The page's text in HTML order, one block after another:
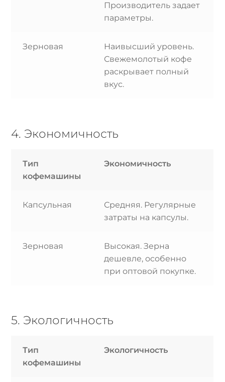
Производитель задает
параметры.
Зерновая
Наивысший уровень.
Свежемолотый кофе
раскрывает полный
вкус.
4. Экономичность
Тип
кофемашины
Экономичность
Капсульная
Средняя. Регулярные
затраты на капсулы.
Зерновая
Высокая. Зерна
дешевле, особенно
при оптовой покупке.
5. Экологичность
Тип
кофемашины
Экологичность